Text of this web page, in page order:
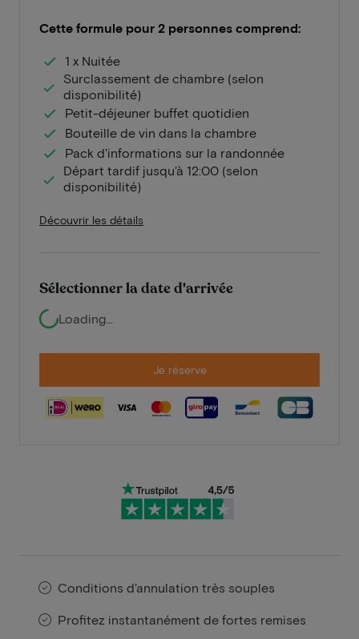
Cette formule pour 2 personnes comprend:
1 x Nuitée
Surclassement de chambre (selon
disponibilité)
Petit-déjeuner buffet quotidien
Bouteille de vin dans la chambre
Pack d'informations sur la randonnée
Départ tardif jusqu'à 12:00 (selon
disponibilité)
Découvrir les détails
Sélectionner la date d'arrivée
Loading...
Je réserve
Conditions d'annulation très souples
Profitez instantanément de fortes remises